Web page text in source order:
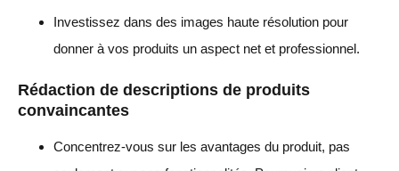
Investissez dans des images haute résolution pour
donner à vos produits un aspect net et professionnel.
Rédaction de descriptions de produits
convaincantes
Concentrez-vous sur les avantages du produit, pas